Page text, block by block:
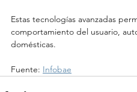
Estas tecnologías avanzadas
comportamiento del usuario,
domésticas.
Fuente: Infobae